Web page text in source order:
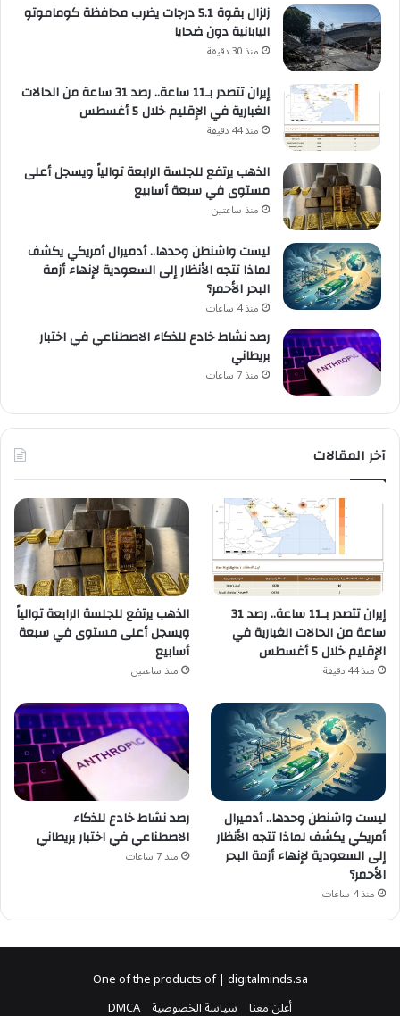
زلزال بقوة 5.1 درجات يضرب محافظة كوماموتو
اليابانية دون ضحايا
منذ 30 دقيقة
إيران تتصدر بـ11 ساعة.. رصد 31 ساعة من الحالات
الغبارية في الإقليم خلال 5 أغسطس
منذ 44 دقيقة
الذهب يرتفع للجلسة الرابعة توالياً ويسجل أعلى
مستوى في سبعة أسابيع
منذ ساعتين
ليست واشنطن وحدها.. أدميرال أمريكي يكشف
لماذا تتجه الأنظار إلى السعودية لإنهاء أزمة
البحر الأحمر؟
منذ 4 ساعات
رصد نشاط خادع للذكاء الاصطناعي في اختبار
بريطاني
منذ 7 ساعات
آخر المقالات
إيران تتصدر بـ11 ساعة.. رصد 31
ساعة من الحالات الغبارية في
الإقليم خلال 5 أغسطس
منذ 44 دقيقة
الذهب يرتفع للجلسة الرابعة توالياً
ويسجل أعلى مستوى في سبعة
أسابيع
منذ ساعتين
ليست واشنطن وحدها.. أدميرال
أمريكي يكشف لماذا تتجه الأنظار
إلى السعودية لإنهاء أزمة البحر
الأحمر؟
منذ 4 ساعات
رصد نشاط خادع للذكاء
الاصطناعي في اختبار بريطاني
منذ 7 ساعات
One of the products of | digitalminds.sa
أعلن معنا سياسة الخصوصية DMCA